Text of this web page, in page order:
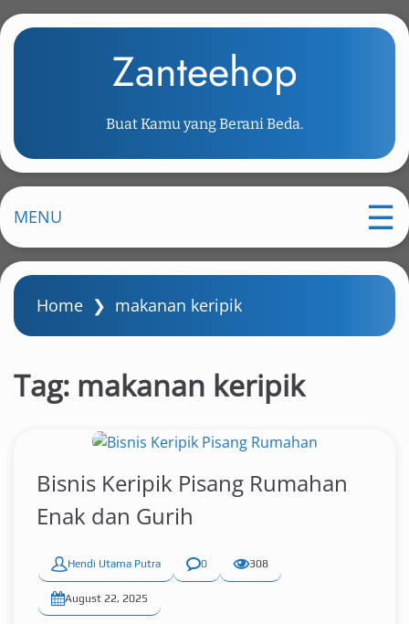
k
m
i
n
o
Zanteehop
Buat Kamu yang Berani Beda.
MENU
Home ❯ makanan keripik
Tag: makanan keripik
Bisnis Keripik Pisang Rumahan
Enak dan Gurih
Hendi Utama Putra 0 308
August 22, 2025